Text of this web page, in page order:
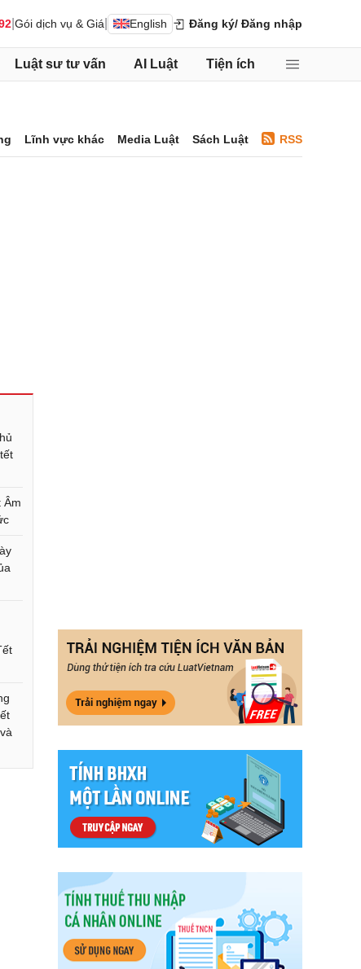
Gói dịch vụ & Giá English Đăng ký/ Đăng nhập
Luật sư tư vấn AI Luật Tiện ích
Lĩnh vực khác Media Luật Sách Luật RSS
Âm